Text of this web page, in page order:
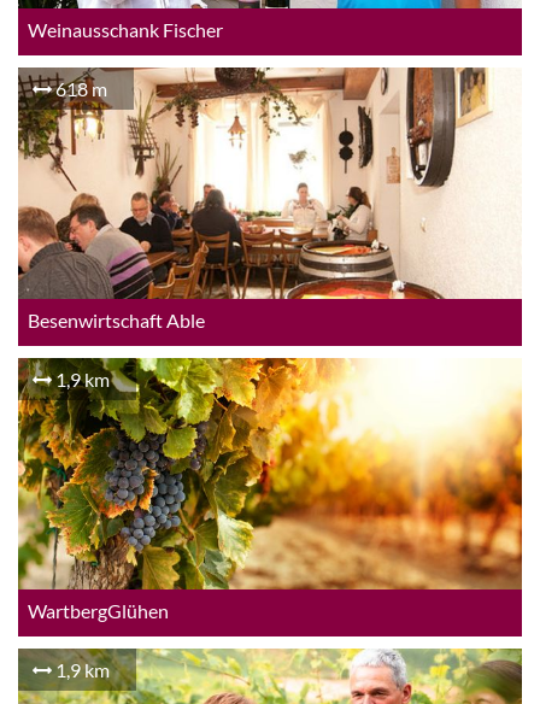
Weinausschank Fischer
Besenwirtschaft Able
618 m
WartbergGlühen
1,9 km
1,9 km